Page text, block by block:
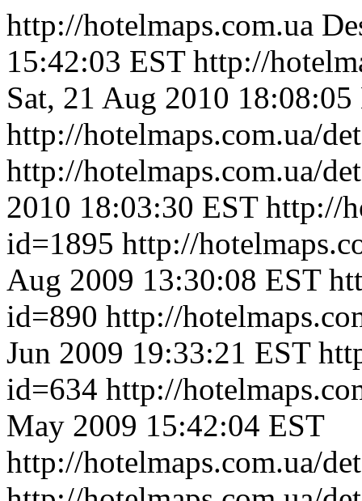
http://hotelmaps.com.ua
15:42:03 EST http://
Sat, 21 Aug 2010 18:08:05
http://hotelmaps.com.ua/
http://hotelmaps.com.ua/
2010 18:03:30 EST http://
id=1895 http://
Aug 2009 13:30:08 EST
id=890 http://
Jun 2009 19:33:21 EST
id=634 http://
May 2009 15:42:04 EST
http://hotelmaps.com.ua/